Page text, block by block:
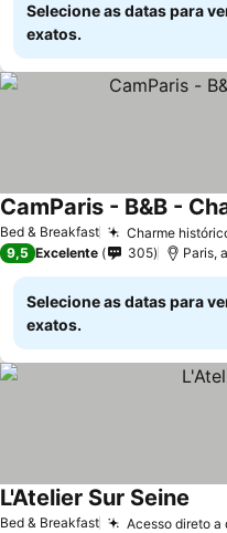
Selecione as datas para
exatos.
Bed & Breakfast Charme
CamParis - B&B -
9,5 Excelente 305 Paris,
Selecione as datas para
exatos.
Bed & Breakfast Acesso direto a
L'Atelier Sur Seine